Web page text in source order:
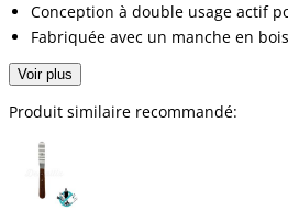
Conception à double usage actif
Fabriquée avec un manche en
Voir plus
Produit similaire recommandé: